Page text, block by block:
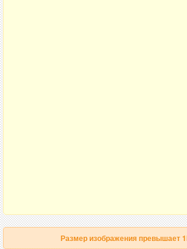
Размер изображения превышает